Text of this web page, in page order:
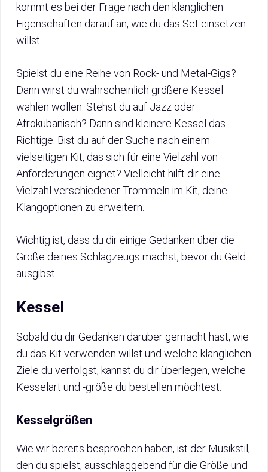
kommt es bei der Frage nach den klanglichen
Eigenschaften darauf an, wie du das Set einsetzen
willst.
Spielst du eine Reihe von Rock- und Metal-Gigs?
Dann wirst du wahrscheinlich größere Kessel
wählen wollen. Stehst du auf Jazz oder
Afrokubanisch? Dann sind kleinere Kessel das
Richtige. Bist du auf der Suche nach einem
vielseitigen Kit, das sich für eine Vielzahl von
Anforderungen eignet? Vielleicht hilft dir eine
Vielzahl verschiedener Trommeln im Kit, deine
Klangoptionen zu erweitern.
Wichtig ist, dass du dir einige Gedanken über die
Größe deines Schlagzeugs machst, bevor du Geld
ausgibst.
Kessel
Sobald du dir Gedanken darüber gemacht hast, wie
du das Kit verwenden willst und welche klanglichen
Ziele du verfolgst, kannst du dir überlegen, welche
Kesselart und -größe du bestellen möchtest.
Kesselgrößen
Wie wir bereits besprochen haben, ist der Musikstil,
den du spielst, ausschlaggebend für die Größe und